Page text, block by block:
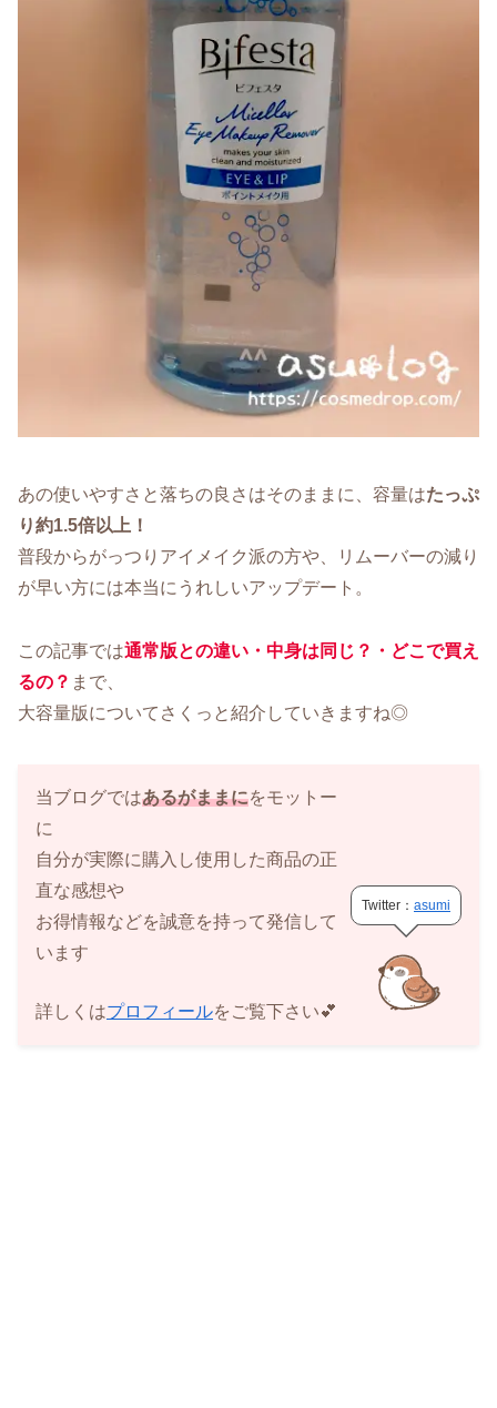
あの使いやすさと落ちの良さはそのままに、容量はたっぷ
り約1.5倍以上！
普段からがっつりアイメイク派の方や、リムーバーの減り
が早い方には本当にうれしいアップデート。
この記事では通常版との違い・中身は同じ？・どこで買え
るの？ まで、
大容量版についてさくっと紹介していきますね◎
当ブログではあるがままにをモットー
に
自分が実際に購入し使用した商品の正
直な感想や
お得情報などを誠意を持って発信して
います
詳しくはプロフィールをご覧下さい💕
Twitter： asumi